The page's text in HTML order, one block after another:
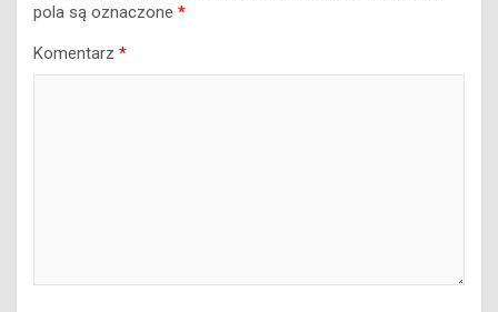
pola są oznaczone *
Komentarz *